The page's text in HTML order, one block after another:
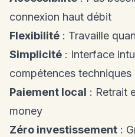
connexion haut débit
Flexibilité : Travaille
Simplicité : Interface
compétences techniques
Paiement local : Retrait
money
Zéro investissement :